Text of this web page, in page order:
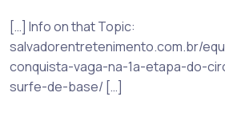
[…] Info on that Topic:
salvadorentretenimento.com.br/
conquista-vaga-na-1a-etapa-do-
surfe-de-base/ […]